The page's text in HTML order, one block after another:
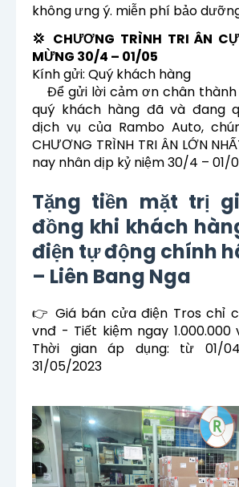
không ưng ý. miễn phí bảo
💢 CHƯƠNG TRÌNH TRI ÂN
MỪNG 30/4 – 01/05
Kính gửi: Quý khách hàng
Để gửi lời cảm ơn chân thành
quý khách hàng đã và đang
dịch vụ của Rambo Auto,
CHƯƠNG TRÌNH TRI ÂN LỚN
nay nhân dịp kỷ niệm 30/4 – 01/
Tặng tiền mặt trị
đồng khi khách
điện tự động chính
– Liên Bang Nga
👉 Giá bán cửa điện Tros chỉ
vnđ - Tiết kiệm ngay 1.000.000
Thời gian áp dụng: từ 01/
31/05/2023